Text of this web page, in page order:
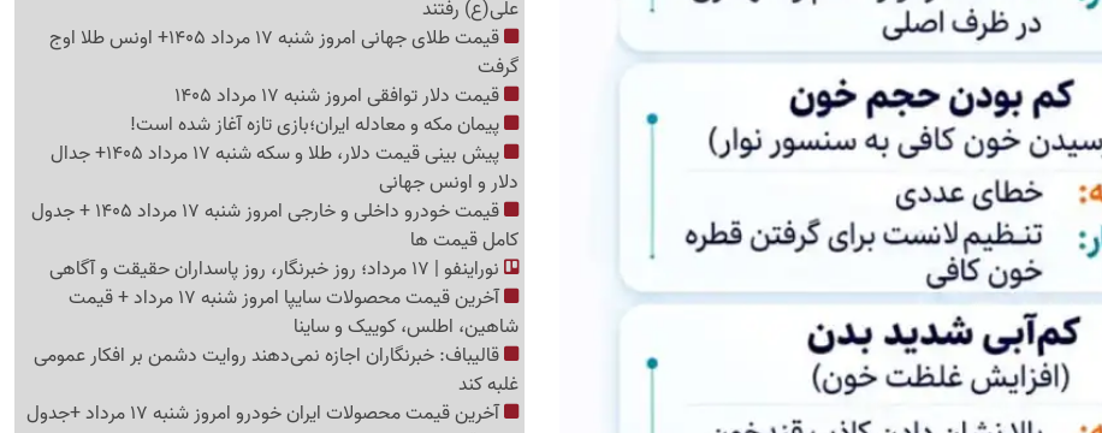
علی(ع) رفتند
قیمت طلای جهانی امروز شنبه 17 مرداد 1405+ اونس طلا اوج
گرفت
قیمت دلار توافقی امروز شنبه 17 مرداد 1405
پیمان مکه و معادله ایران؛بازی تازه آغاز شده است!
پیش ‌بینی قیمت دلار، طلا و سکه شنبه 17 مرداد 1405+ جدال
دلار و اونس جهانی
قیمت خودرو داخلی و خارجی امروز شنبه 17 مرداد 1405 + جدول
کامل قیمت ها
نوراینفو | 17 مرداد؛ روز خبرنگار، روز پاسداران حقیقت و آگاهی
آخرین قیمت محصولات سایپا امروز شنبه 17 مرداد + قیمت
شاهین، اطلس، کوییک و ساینا
قالیباف: خبرنگاران اجازه نمی‌دهند روایت دشمن بر افکار عمومی
غلبه کند
آخرین قیمت محصولات ایران خودرو امروز شنبه 17 مرداد +جدول